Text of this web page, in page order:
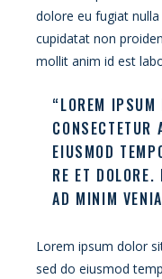
dolore eu fugiat
cupidatat non
mollit anim id est
“LOREM
EIUSMOD
RE ET
AD MINIM
Lorem ipsum dolor
sed do eiusmod